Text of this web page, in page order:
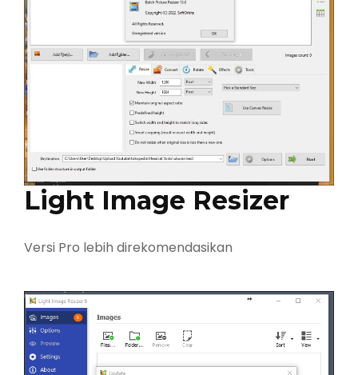
Light Image Resizer
Versi Pro lebih direkomendasikan